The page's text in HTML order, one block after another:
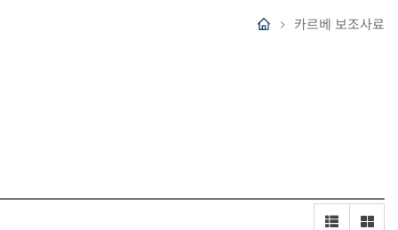
카르베 보조사료